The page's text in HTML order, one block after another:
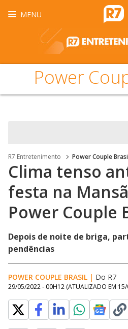
MENU
Power
R7 Entretenimento Power Couple
Clima tenso
festa na
Power Couple
Depois de noite de briga,
pendências
POWER COUPLE BRASIL | Do R7
29/05/2022 - 00H12 (ATUALIZADO EM